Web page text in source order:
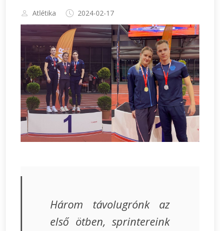
Atlétika 2024-02-17
Három távolugrónk az
első ötben, sprintereink